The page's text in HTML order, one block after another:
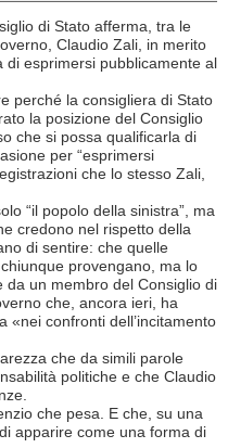
di Stato afferma, tra le
Claudio Zali, in merito
di esprimersi pubblicamente al
perché la consigliera di Stato
la posizione del Consiglio
che si possa qualificarla di
per “esprimersi
che lo stesso Zali,
“il popolo della sinistra”, ma
credono nel rispetto della
di sentire: che quelle
provengano, ma lo
un membro del Consiglio di
che, ancora ieri, ha
«nei confronti dell’incitamento
che da simili parole
politiche e che Claudio
che pesa. E che, su una
apparire come una forma di